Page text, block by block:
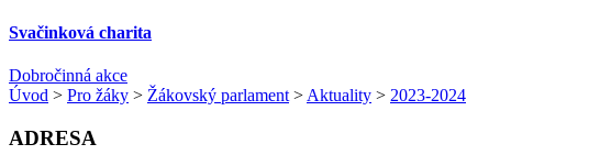
Svačinková charita
Dobročinná akce
Úvod > Pro žáky > Žákovský parlament > Aktuality > 2023-2024
ADRESA